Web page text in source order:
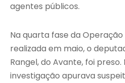
agentes públicos.
Na quarta fase da Operação
realizada em maio, o
Rangel, do Avante, foi preso.
investigação apurava